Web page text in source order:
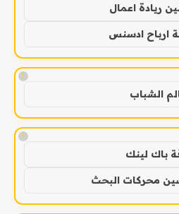
ريادة اعمال
ارباح ادسنس
!
الشباب
!
باك لينك
محركات البحث